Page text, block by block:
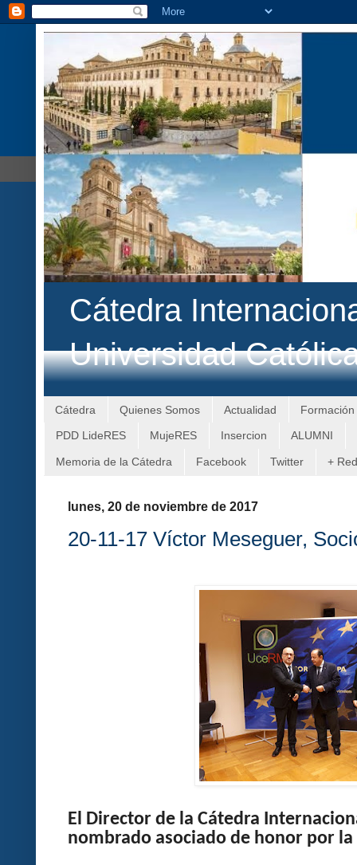
Cátedra
Universidad
Cátedra Quienes Somos Actualidad Formación
PDD LideRES MujeRES Insercion ALUMNI
Memoria de la Cátedra Facebook Twitter +
lunes, 20 de noviembre de 2017
20-11-17 Víctor Meseguer,
El Director de la Cátedra
nombrado asociado de honor por la